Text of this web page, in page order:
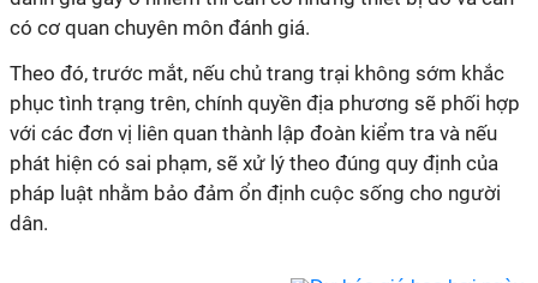
có cơ quan chuyên môn đánh giá.
Theo đó, trước mắt, nếu chủ trang trại không sớm khắc
phục tình trạng trên, chính quyền địa phương sẽ phối hợp
với các đơn vị liên quan thành lập đoàn kiểm tra và nếu
phát hiện có sai phạm, sẽ xử lý theo đúng quy định của
pháp luật nhằm bảo đảm ổn định cuộc sống cho người
dân.